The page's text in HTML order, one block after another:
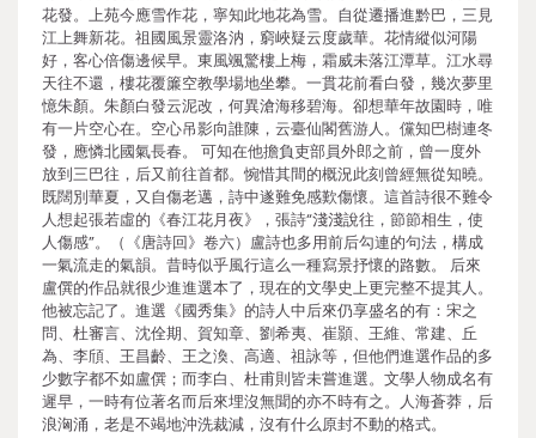
花發。上苑今應雪作花，寧知此地花為雪。自從遷播進黔巴，三見
江上舞新花。祖國風景靈洛汭，窮峽疑云度歲華。花情縱似河陽
好，客心倍傷邊候早。東風颯驚樓上梅，霜威未落江潭草。江水尋
天往不還，樓花覆簾空教學場地坐攀。一貫花前看白發，幾次夢里
憶朱顏。朱顏白發云泥改，何異滄海移碧海。卻想華年故園時，唯
有一片空心在。空心吊影向誰陳，云臺仙閣舊游人。儻知巴樹連冬
發，應憐北國氣長春。 可知在他擔負吏部員外郎之前，曾一度外
放到三巴往，后又前往首都。惋惜其間的概況此刻曾經無從知曉。
既闊別華夏，又自傷老邁，詩中遂難免感歎傷懷。這首詩很不難令
人想起張若虛的《春江花月夜》，張詩“淺淺說往，節節相生，使
人傷感”。（《唐詩回》卷六）盧詩也多用前后勾連的句法，構成
一氣流走的氣韻。昔時似乎風行這么一種寫景抒懷的路數。 后來
盧僎的作品就很少進進選本了，現在的文學史上更完整不提其人。
他被忘記了。進選《國秀集》的詩人中后來仍享盛名的有：宋之
問、杜審言、沈佺期、賀知章、劉希夷、崔顥、王維、常建、丘
為、李頎、王昌齡、王之渙、高適、祖詠等，但他們進選作品的多
少數字都不如盧僎；而李白、杜甫則皆未嘗進選。文學人物成名有
遲早，一時有位著名而后來埋沒無聞的亦不時有之。人海蒼莽，后
浪洶涌，老是不竭地沖洗裁減，沒有什么原封不動的格式。